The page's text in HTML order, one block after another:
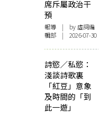
席斥屬政治干
預
報導 | by 虛詞編
輯部 | 2026-07-30
詩慾／私慾：
淺談詩歌裏
「紅豆」意象
及時間的「到
此一遊」